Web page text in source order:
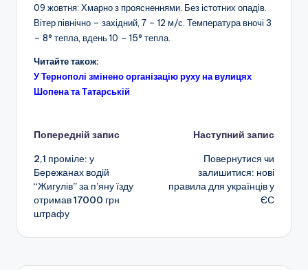
09 жовтня: Хмарно з проясненнями. Без істотних опадів.
Вітер північно – західний, 7 – 12 м/с. Температура вночі 3
– 8° тепла, вдень 10 – 15° тепла.
Читайте також:
У Тернополі змінено організацію руху на вулицях
Шопена та Татарській
Навігація
по
запису
Попередній запис
2,1 проміле: у
Бережанах водій
“Жигулів” за п’яну їзду
отримав 17000 грн
штрафу
Наступний запис
Повернутися чи
залишитися: нові
правила для українців у
ЄС